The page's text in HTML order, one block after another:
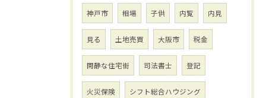
神戸市 相場 子供 内覧 内見
見る 土地売買 大阪市 税金
閑静な住宅街 司法書士 登記
火災保険 シフト総合ハウジング